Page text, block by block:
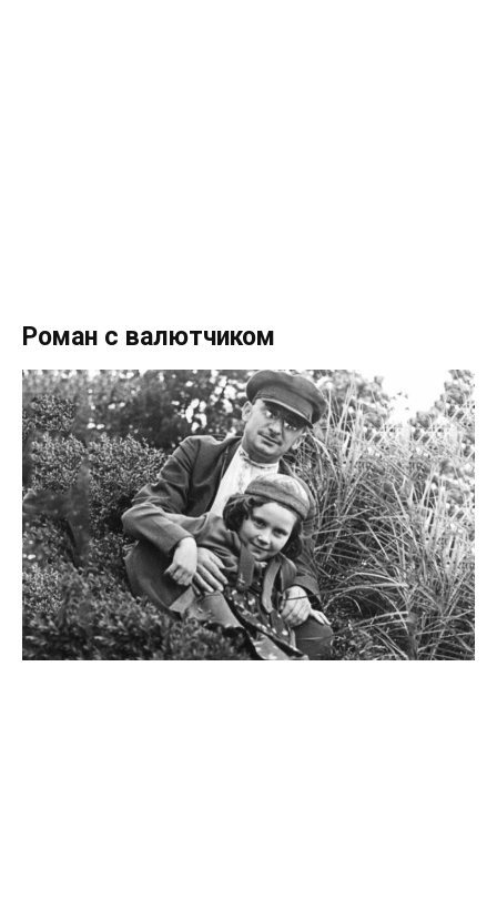
Роман с валютчиком